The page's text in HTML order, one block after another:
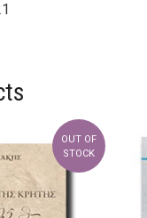
OUT OF
STOCK